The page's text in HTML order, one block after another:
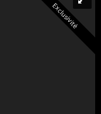
Exclusivité